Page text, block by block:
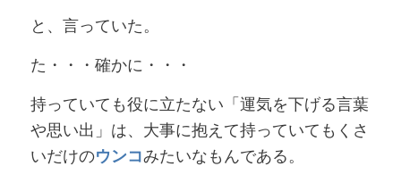
と、言っていた。
た・・・確かに・・・
持っていても役に立たない「運気を下げる言葉
や思い出」は、大事に抱えて持っていてもくさ
いだけのウンコみたいなもんである。